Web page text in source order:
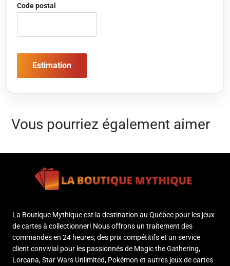
Code postal
Estimation
Vous pourriez également aimer
La Boutique Mythique est la destination au Québec pour les jeux
de cartes à collectionner! Nous offrons un traitement des
commandes en 24 heures, des prix compétitifs et un service
client convivial pour les passionnés de Magic the Gathering,
Lorcana, Star Wars Unlimited, Pokémon et autres jeux de cartes